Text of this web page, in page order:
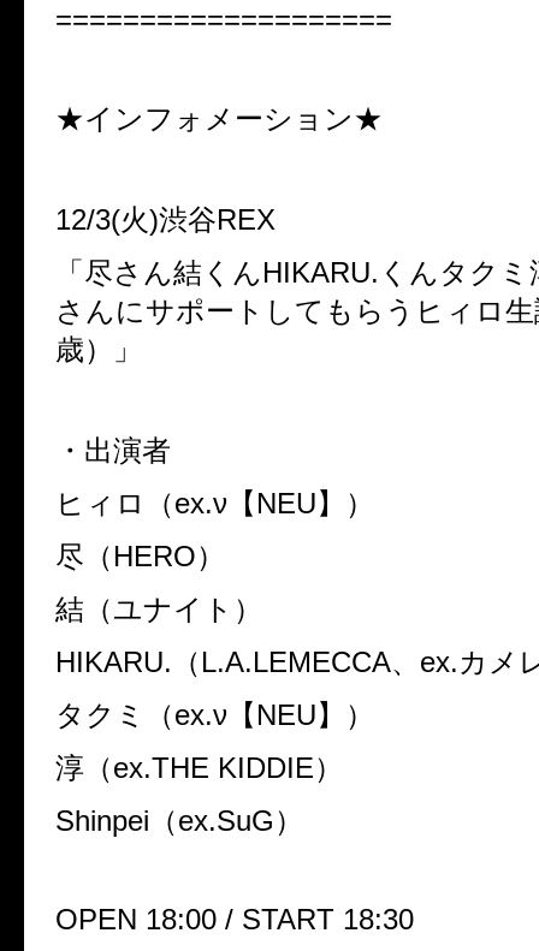
====================
★インフォメーション★
12/3(火)渋谷REX
「尽さん結くんHIKARU. くんタクミ
さんにサポートしてもらうヒィロ
歳）」
・出演者
ヒィロ（ex.ν 【NEU】）
尽（HERO）
結（ユナイト）
HIKARU. （L.A.LEMECCA、 ex.カメ
タクミ（ex.ν 【NEU】）
淳（ex.THE KIDDIE）
Shinpei （ex.SuG）
OPEN 18:00 / START 18:30